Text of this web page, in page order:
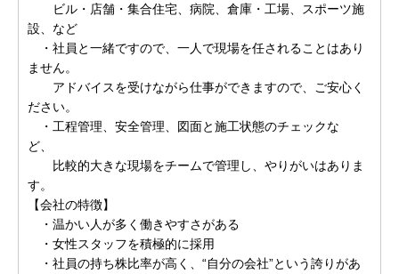
ビル・店舗・集合住宅、病院、倉庫・工場、スポーツ施
設、など
・社員と一緒ですので、一人で現場を任されることはあり
ません。
アドバイスを受けながら仕事ができますので、ご安心く
ださい。
・工程管理、安全管理、図面と施工状態のチェックな
ど、
比較的大きな現場をチームで管理し、やりがいはありま
す。
【会社の特徴】
・温かい人が多く働きやすさがある
・女性スタッフを積極的に採用
・社員の持ち株比率が高く、“自分の会社”という誇りがあ